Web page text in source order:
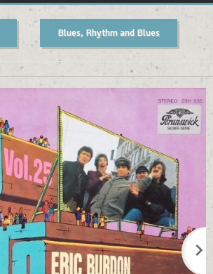
Blues, Rhythm and Blues